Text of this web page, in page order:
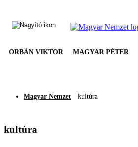
ORBÁN VIKTOR MAGYAR PÉTER
Magyar Nemzet kultúra
kultúra